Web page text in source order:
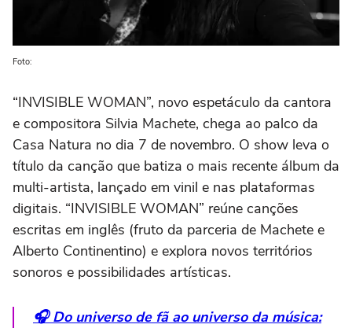
Foto:
“INVISIBLE WOMAN”, novo espetáculo da cantora
e compositora Silvia Machete, chega ao palco da
Casa Natura no dia 7 de novembro. O show leva o
título da canção que batiza o mais recente álbum da
multi-artista, lançado em vinil e nas plataformas
digitais. “INVISIBLE WOMAN” reúne canções
escritas em inglês (fruto da parceria de Machete e
Alberto Continentino) e explora novos territórios
sonoros e possibilidades artísticas.
🎧 Do universo de fã ao universo da música: